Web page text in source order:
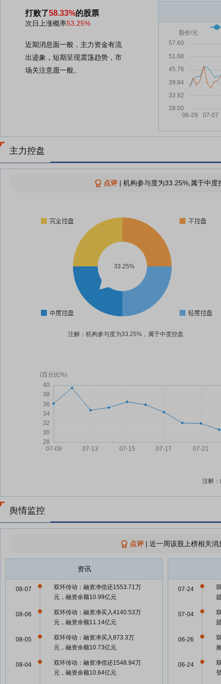
打败了58.33%的股票
次日上涨概率53.25%
近期消息面一般，主力资金有流
出迹象，短期呈现震荡趋势，市
场关注意愿一般。
主力控盘
点评| 机构参与度为33.25%,属于中
33.25%
注解：机构参与度为33.25%，属于中度控盘
注解
舆情监控
点评| 近一周该股上榜相关
资讯
双环传动：融资净偿还1553.71万
元，融资余额10.99亿元
08-07
双环传动：融资净买入4140.53万
元，融资余额11.14亿元
08-06
双环传动：融资净买入873.3万
元，融资余额10.73亿元
08-05
双环传动：融资净偿还1548.94万
元，融资余额10.64亿元
08-04
07-24
07-04
06-26
06-24